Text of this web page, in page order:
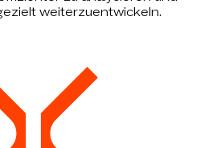
weiterzuentwickeln.